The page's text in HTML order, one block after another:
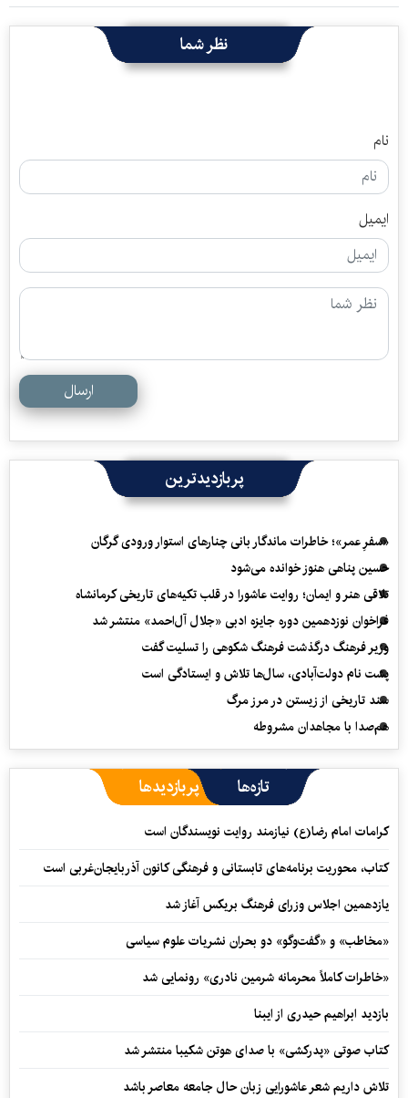
نظر شما
نام
ایمیل
ارسال
پربازدیدترین
«سفرِ عمر»؛ خاطرات ماندگار بانی چنارهای استوار ورودی گرگان
حسین پناهی هنوز خوانده می‌شود
تلاقی هنر و ایمان؛ روایت عاشورا در قلب تکیه‌های تاریخی کرمانشاه
فراخوان نوزدهمین دوره جایزه ادبی «جلال آل‌احمد» منتشر شد
وزیر فرهنگ درگذشت فرهنگ شکوهی را تسلیت گفت
پشت نام دولت‌آبادی، سال‌ها تلاش و ایستادگی است
سند تاریخی از زیستن در مرز مرگ
هم‌صدا با مجاهدان مشروطه
تازه‌ها پربازدیدها
کرامات امام رضا(ع) نیازمند روایت نویسندگان است
کتاب، محوریت برنامه‌های تابستانی و فرهنگی کانون آذربایجان‌غربی است
یازدهمین اجلاس وزرای فرهنگ بریکس آغاز شد
«مخاطب» و «گفت‌وگو» دو بحران نشریات علوم سیاسی
«خاطرات کاملاً محرمانه شرمین نادری» رونمایی شد
بازدید ابراهیم حیدری از ایبنا
کتاب صوتی «پدرکشی» با صدای هوتن شکیبا منتشر شد
تلاش داریم شعر عاشورایی زبان حال جامعه معاصر باشد